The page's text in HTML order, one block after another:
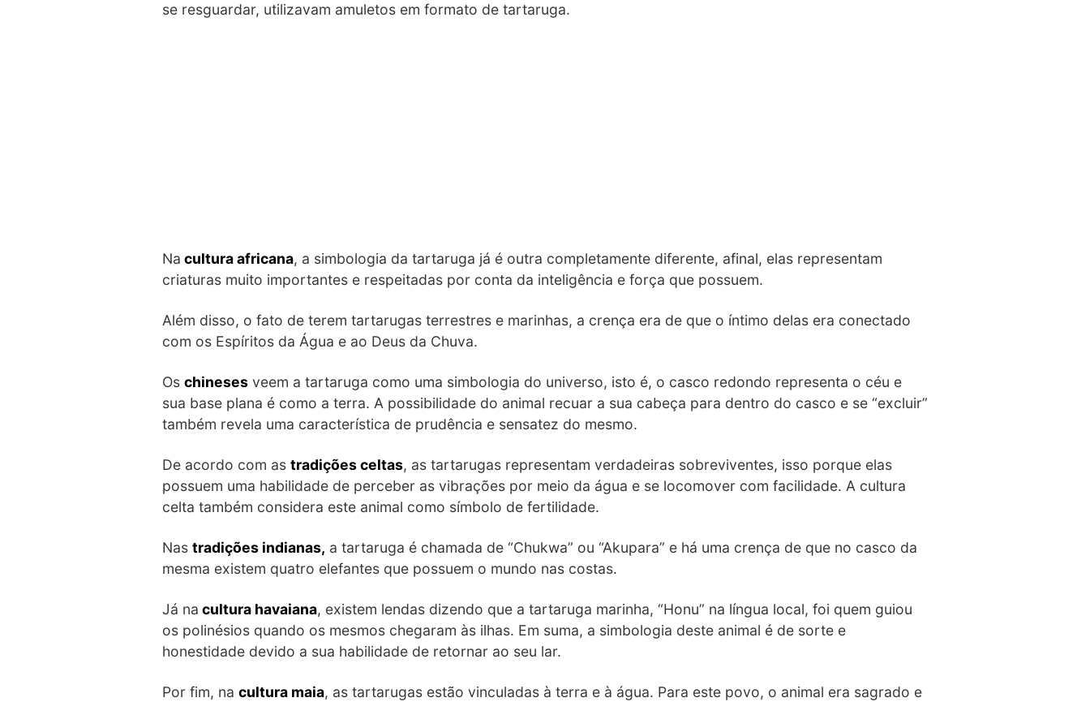
se resguardar, utilizavam amuletos em formato de tartaruga.
Na cultura africana, a simbologia da tartaruga já é outra completamente diferente, afinal, elas representam
criaturas muito importantes e respeitadas por conta da inteligência e força que possuem.
Além disso, o fato de terem tartarugas terrestres e marinhas, a crença era de que o íntimo delas era conectado
com os Espíritos da Água e ao Deus da Chuva.
Os chineses veem a tartaruga como uma simbologia do universo, isto é, o casco redondo representa o céu e
sua base plana é como a terra. A possibilidade do animal recuar a sua cabeça para dentro do casco e se “excluir”
também revela uma característica de prudência e sensatez do mesmo.
De acordo com as tradições celtas, as tartarugas representam verdadeiras sobreviventes, isso porque elas
possuem uma habilidade de perceber as vibrações por meio da água e se locomover com facilidade. A cultura
celta também considera este animal como símbolo de fertilidade.
Nas tradições indianas, a tartaruga é chamada de “Chukwa” ou “Akupara” e há uma crença de que no casco da
mesma existem quatro elefantes que possuem o mundo nas costas.
Já na cultura havaiana, existem lendas dizendo que a tartaruga marinha, “Honu” na língua local, foi quem guiou
os polinésios quando os mesmos chegaram às ilhas. Em suma, a simbologia deste animal é de sorte e
honestidade devido a sua habilidade de retornar ao seu lar.
Por fim, na cultura maia, as tartarugas estão vinculadas à terra e à água. Para este povo, o animal era sagrado e